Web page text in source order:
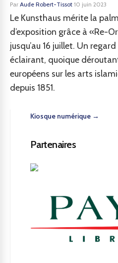
Par Aude Robert-Tissot·10 juin 2023
Le Kunsthaus mérite la
d’exposition grâce à «Re-
jusqu’au 16 juillet. Un
éclairant, quoique
européens sur les arts
depuis 1851.
Kiosque numérique →
Partenaires